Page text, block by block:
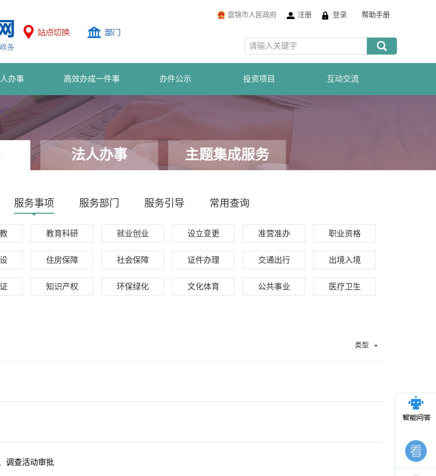
帮助手册
登录
注册
盘锦市人民政府
办事 高效办成一件事 办件公示 投资项目 互动交流
法人办事 主题集成服务
服务事项 服务部门 服务引导 常用查询
教育科研 就业创业 设立变更 准营准办 职业资格
住房保障 社会保障 证件办理 交通出行 出境入境
知识产权 环保绿化 文化体育 公共事业 医疗卫生
类型
调查活动审批